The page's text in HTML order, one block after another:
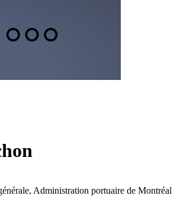
Administration portuaire de Montréal